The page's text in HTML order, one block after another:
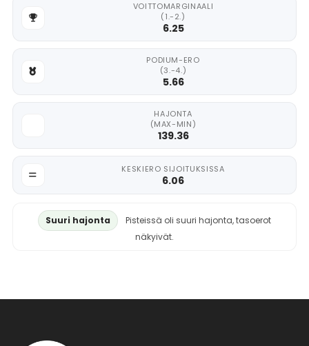
VOITTOMARGINAALI
(1.-2.)
6.25
PODIUM-ERO
(3.-4.)
5.66
HAJONTA
(MAX-MIN)
139.36
KESKIERO SIJOITUKSISSA
6.06
Suuri hajonta
Pisteissä oli suuri hajonta, tasoerot
näkyivät.